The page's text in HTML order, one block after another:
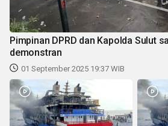
Pimpinan DPRD dan Kapolda Sulut
demonstran
01 September 2025 19:37 WIB